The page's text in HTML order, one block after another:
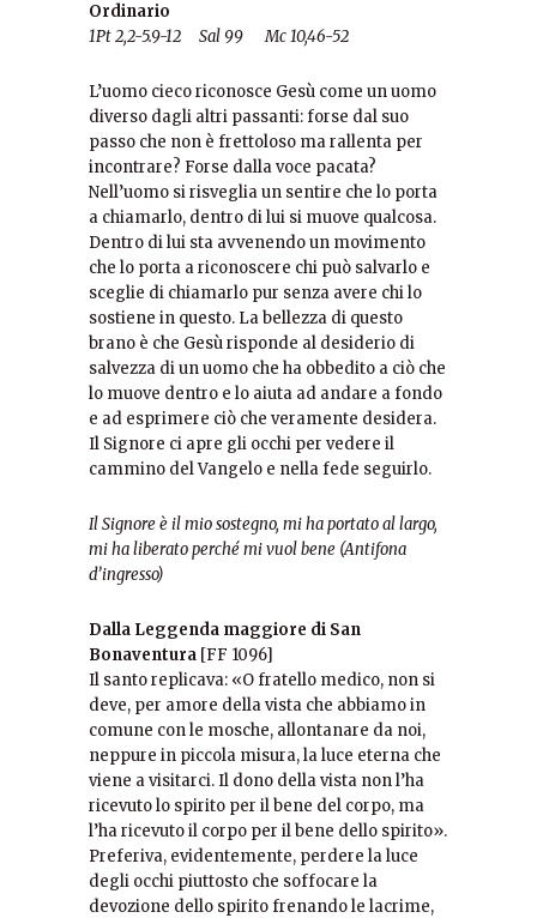
Ordinario
1Pt 2,2-5.9-12 Sal 99 Mc 10,46-52
L’uomo cieco riconosce Gesù come un uomo
diverso dagli altri passanti: forse dal suo
passo che non è frettoloso ma rallenta per
incontrare? Forse dalla voce pacata?
Nell’uomo si risveglia un sentire che lo porta
a chiamarlo, dentro di lui si muove qualcosa.
Dentro di lui sta avvenendo un movimento
che lo porta a riconoscere chi può salvarlo e
sceglie di chiamarlo pur senza avere chi lo
sostiene in questo. La bellezza di questo
brano è che Gesù risponde al desiderio di
salvezza di un uomo che ha obbedito a ciò che
lo muove dentro e lo aiuta ad andare a fondo
e ad esprimere ciò che veramente desidera.
Il Signore ci apre gli occhi per vedere il
cammino del Vangelo e nella fede seguirlo.
Il Signore è il mio sostegno, mi ha portato al largo,
mi ha liberato perché mi vuol bene (Antifona
d’ingresso)
Dalla Leggenda maggiore di San
Bonaventura [FF 1096]
Il santo replicava: «O fratello medico, non si
deve, per amore della vista che abbiamo in
comune con le mosche, allontanare da noi,
neppure in piccola misura, la luce eterna che
viene a visitarci. Il dono della vista non l’ha
ricevuto lo spirito per il bene del corpo, ma
l’ha ricevuto il corpo per il bene dello spirito».
Preferiva, evidentemente, perdere la luce
degli occhi piuttosto che soffocare la
devozione dello spirito frenando le lacrime,